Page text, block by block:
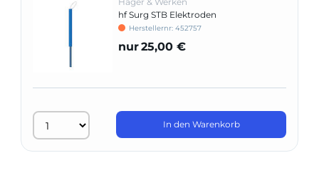
hf Surg STB Elektroden
Herstellernr: 452757
nur25,00 €
In den Warenkorb